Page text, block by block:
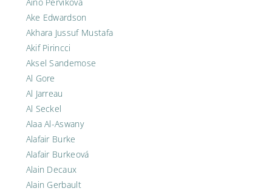
Ake Edwardson
Akhara Jussuf Mustafa
Akif Pirincci
Aksel Sandemose
Al Gore
Al Jarreau
Al Seckel
Alaa Al-Aswany
Alafair Burke
Alafair Burkeová
Alain Decaux
Alain Gerbault